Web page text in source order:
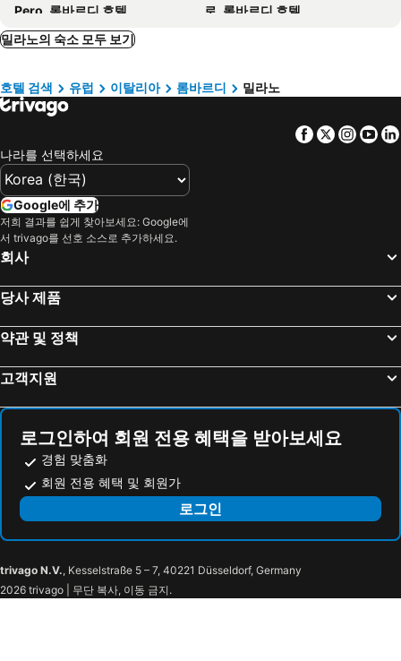
Galleria Vik Milano
하트 밀라노 아파트먼츠
Amabilia Suites
힌타운 비아 마치니
호텔 라 마돈니나
럭셔리 스위트 밀라노 두오모
호텔 두에 자르디니
B&B Hotel Milano Portello
iH 호텔 밀라노 보코니
안티카 로칸다 솔페리노
베스트 웨스턴 호텔 아스토리아
Pero, 롬바르디 호텔
로, 롬바르디 호텔
Lissone, 롬바르디 호텔
바레세, 롬바르디 호텔
Vercelli, 피에몬테 호텔
메나지오, 롬바르디 호텔
Binasco, 롬바르디 호텔
베로나, 베네토 호텔
코모, 롬바르디 호텔
베르가모, 롬바르디 호텔
Cardano al Campo, 롬바르디 호텔
로마, 라치오 호텔
베니스, 베네토 호텔
나폴리, 캄파니아 호텔
밀라노의 숙소 모두 보기
호텔 검색 유럽 이탈리아 롬바르디 밀라노
Facebook
Twitter
나라를 선택하세요
Google에 추가
저희 결과를 쉽게 찾아보세요: Google에
서 trivago를 선호 소스로 추가하세요.
회사
당사 제품
약관 및 정책
고객지원
로그인하여 회원 전용 혜택을 받아보세요
경험 맞춤화
회원 전용 혜택 및 회원가
로그인
trivago N.V., Kesselstraße 5 – 7, 40221 Düsseldorf, Germany
2026 trivago | 무단 복사, 이동 금지.